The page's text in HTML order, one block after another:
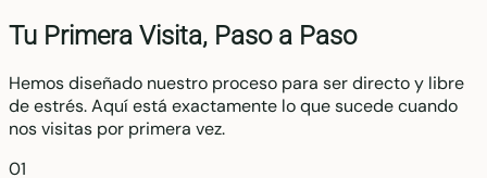
Tu Primera Visita, Paso a Paso
Hemos diseñado nuestro proceso para ser directo y libre
de estrés. Aquí está exactamente lo que sucede cuando
nos visitas por primera vez.
01